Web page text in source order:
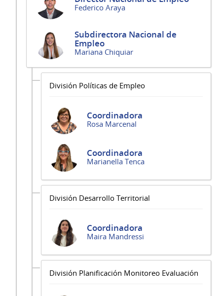
Federico Araya
Subdirectora Nacional de
Empleo
Mariana Chiquiar
División Políticas de Empleo
Coordinadora
Rosa Marcenal
Coordinadora
Marianella Tenca
División Desarrollo Territorial
Coordinadora
Maira Mandressi
División Planificación Monitoreo Evaluación